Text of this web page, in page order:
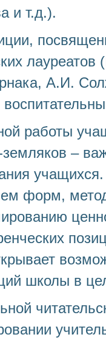
и т.д.).
А.И.
работы
земляков –
форм,
школы в